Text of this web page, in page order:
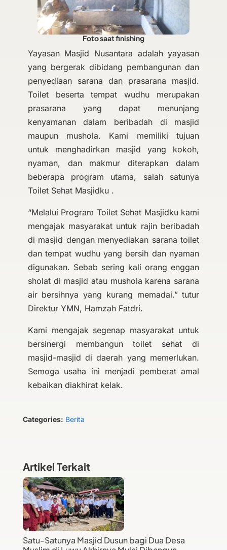
Foto saat finishing
Yayasan Masjid Nusantara adalah yayasan
yang bergerak dibidang pembangunan dan
penyediaan sarana dan prasarana masjid.
Toilet beserta tempat wudhu merupakan
prasarana yang dapat menunjang
kenyamanan dalam beribadah di masjid
maupun mushola. Kami memiliki tujuan
untuk menghadirkan masjid yang kokoh,
nyaman, dan makmur diterapkan dalam
beberapa program utama, salah satunya
Toilet Sehat Masjidku .
“Melalui Program Toilet Sehat Masjidku kami
mengajak masyarakat untuk rajin beribadah
di masjid dengan menyediakan sarana toilet
dan tempat wudhu yang bersih dan nyaman
digunakan. Sebab sering kali orang enggan
sholat di masjid atau mushola karena sarana
air bersihnya yang kurang memadai.” tutur
Direktur YMN, Hamzah Fatdri.
Kami mengajak segenap masyarakat untuk
bersinergi membangun toilet sehat di
masjid-masjid di daerah yang memerlukan.
Semoga usaha ini menjadi pemberat amal
kebaikan diakhirat kelak.
Categories: Berita
Artikel Terkait
Satu-Satunya Masjid Dusun bagi Dua Desa